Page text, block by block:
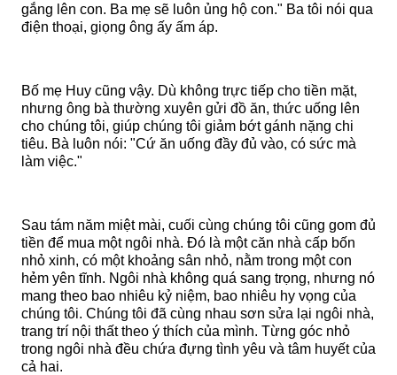
gắng lên con. Ba mẹ sẽ luôn ủng hộ con." Ba tôi nói qua
điện thoại, giọng ông ấy ấm áp.
Bố mẹ Huy cũng vậy. Dù không trực tiếp cho tiền mặt,
nhưng ông bà thường xuyên gửi đồ ăn, thức uống lên
cho chúng tôi, giúp chúng tôi giảm bớt gánh nặng chi
tiêu. Bà luôn nói: "Cứ ăn uống đầy đủ vào, có sức mà
làm việc."
Sau tám năm miệt mài, cuối cùng chúng tôi cũng gom đủ
tiền để mua một ngôi nhà. Đó là một căn nhà cấp bốn
nhỏ xinh, có một khoảng sân nhỏ, nằm trong một con
hẻm yên tĩnh. Ngôi nhà không quá sang trọng, nhưng nó
mang theo bao nhiêu kỷ niệm, bao nhiêu hy vọng của
chúng tôi. Chúng tôi đã cùng nhau sơn sửa lại ngôi nhà,
trang trí nội thất theo ý thích của mình. Từng góc nhỏ
trong ngôi nhà đều chứa đựng tình yêu và tâm huyết của
cả hai.